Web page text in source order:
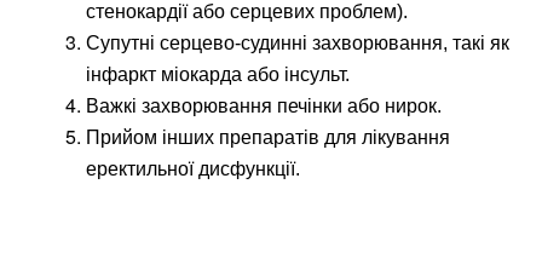
стенокардії або серцевих проблем).
Супутні серцево-судинні захворювання, такі як
інфаркт міокарда або інсульт.
Важкі захворювання печінки або нирок.
Прийом інших препаратів для лікування
еректильної дисфункції.